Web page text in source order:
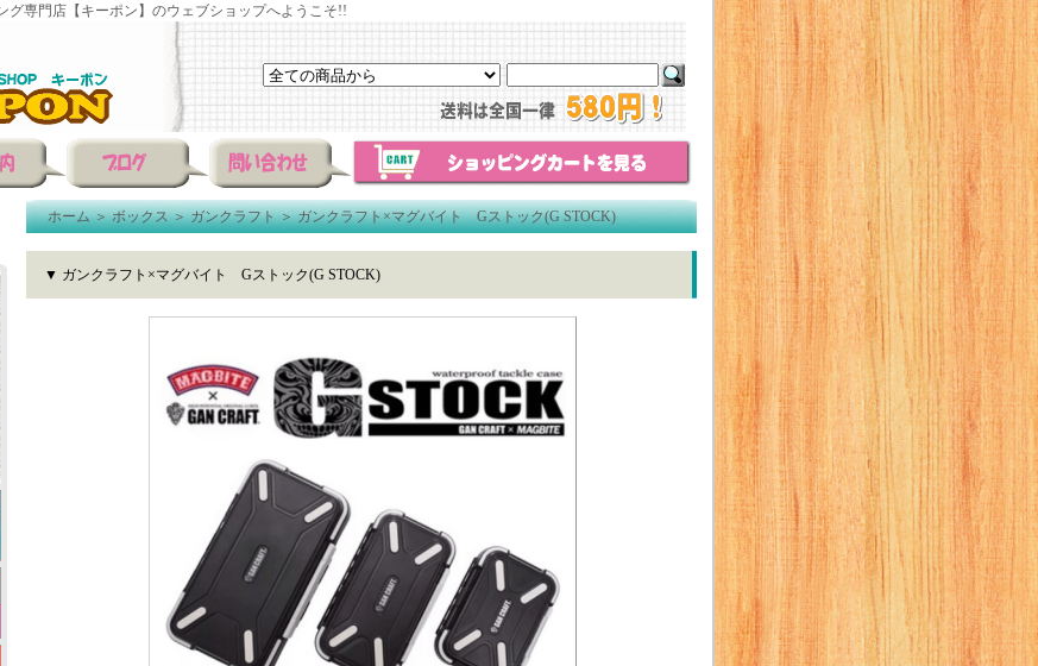
グ専門店【キーポン】のウェブショップへようこそ!!
ホーム＞ボックス＞ガンクラフト＞ガンクラフト×マグバイト Gストック(G STOCK)
▼ ガンクラフト×マグバイト Gストック(G STOCK)